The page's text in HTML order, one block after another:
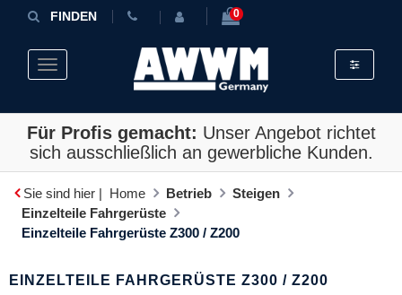
FINDEN 0
Toggle navigation Toggle
Für Profis gemacht: Unser Angebot richtet
sich ausschließlich an gewerbliche Kunden.
Sie sind hier | Home Betrieb
Steigen
Einzelteile Fahrgerüste
Einzelteile Fahrgerüste Z300 / Z200
EINZELTEILE FAHRGERÜSTE Z300 / Z200